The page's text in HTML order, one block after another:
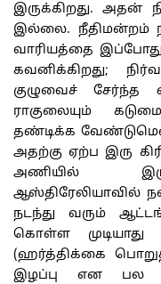
இருக்கிறது. அதன்
இல்லை. நீதிமன்றம்
வாரியத்தை
கவனிக்கிறது;
குழுவைச் சேர்ந்த
ராகுலையும்
தண்டிக்க
அதற்கு ஏற்ப இரு
அணியில்
ஆஸ்திரேலியாவில்
நடந்து வரும்
கொள்ள முடியாது
(ஹர்த்திக்கை
இழப்பு என பல